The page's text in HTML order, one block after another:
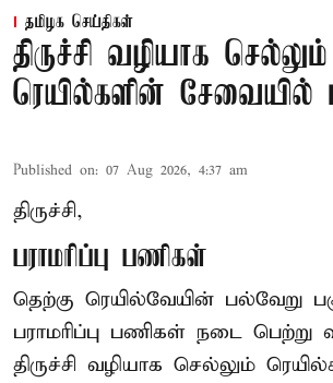
தமிழக செய்திகள்
திருச்சி வழியாக செல்லும்
ரெயில்களின் சேவையில்
Published on: 07 Aug 2026, 4:37 am
திருச்சி,
பராமரிப்பு பணிகள்
தெற்கு ரெயில்வேயின் பல்வேறு
பராமரிப்பு பணிகள் நடை பெற்று
திருச்சி வழியாக செல்லும்